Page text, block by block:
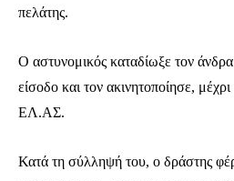
πελάτης.
Ο αστυνομικός καταδίωξε τον
είσοδο και τον ακινητοποίησε,
ΕΛ.ΑΣ.
Κατά τη σύλληψή του, ο δράστης